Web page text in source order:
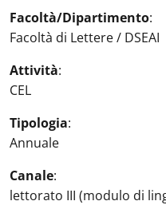
Facoltà/Dipartimento:
Facoltà di Lettere / DSEAI
Attività:
CEL
Tipologia:
Annuale
Canale:
lettorato III (modulo di